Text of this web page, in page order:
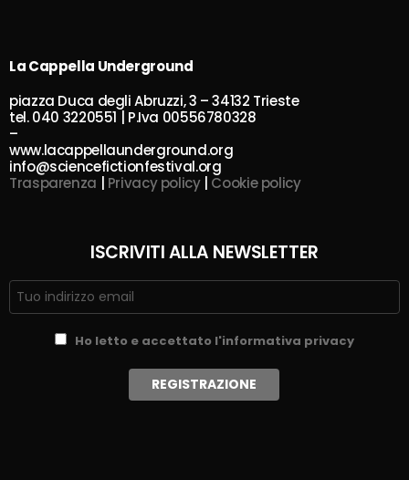
La Cappella Underground
piazza Duca degli Abruzzi, 3 – 34132 Trieste
tel. 040 3220551 | P.Iva 00556780328
–
www.lacappellaunderground.org
info@sciencefictionfestival.org
Trasparenza | Privacy policy| Cookie policy
ISCRIVITI ALLA NEWSLETTER
Ho letto e accettato l'informativa privacy